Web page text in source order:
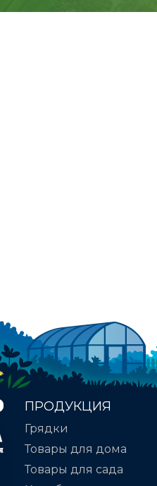
ПРОДУКЦИЯ
Грядки
Товары для дома
Товары для сада